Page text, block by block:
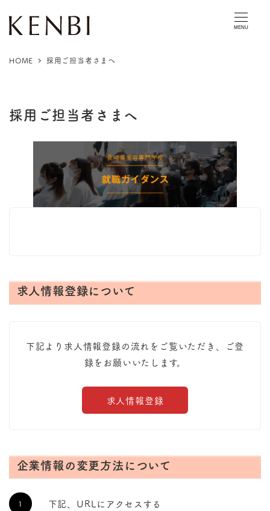
MENU
HOME 採用ご担当者さまへ
採用ご担当者さまへ
求人情報登録について
下記より求人情報登録の流れをご覧いただき、ご登
録をお願いいたします。
求人情報登録
企業情報の変更方法について
下記、URLにアクセスする